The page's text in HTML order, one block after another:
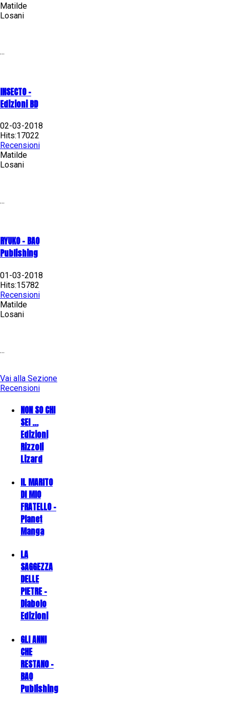
Matilde
Losani
...
INSECTO -
Edizioni BD
02-03-2018
Hits:17022
Recensioni
Matilde
Losani
...
RYUKO - BAO
Publishing
01-03-2018
Hits:15782
Recensioni
Matilde
Losani
...
Vai alla Sezione
Recensioni
NON SO CHI
SEI ...
Edizioni
Rizzoli
Lizard
IL MARITO
DI MIO
FRATELLO -
Planet
Manga
LA
SAGGEZZA
DELLE
PIETRE -
Diabolo
Edizioni
GLI ANNI
CHE
RESTANO -
BAO
Publishing